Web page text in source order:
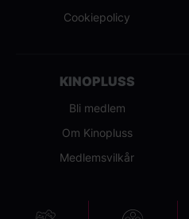
Cookiepolicy
KINOPLUSS
Bli medlem
Om Kinopluss
Medlemsvilkår